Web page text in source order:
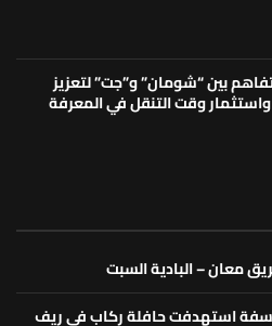
بين “شومان” و”جت” لتعزيز
واستثمار وقت التنقل في المعرفة
معان – البادية السبت
استهدفت حافلة ركاب في ريف